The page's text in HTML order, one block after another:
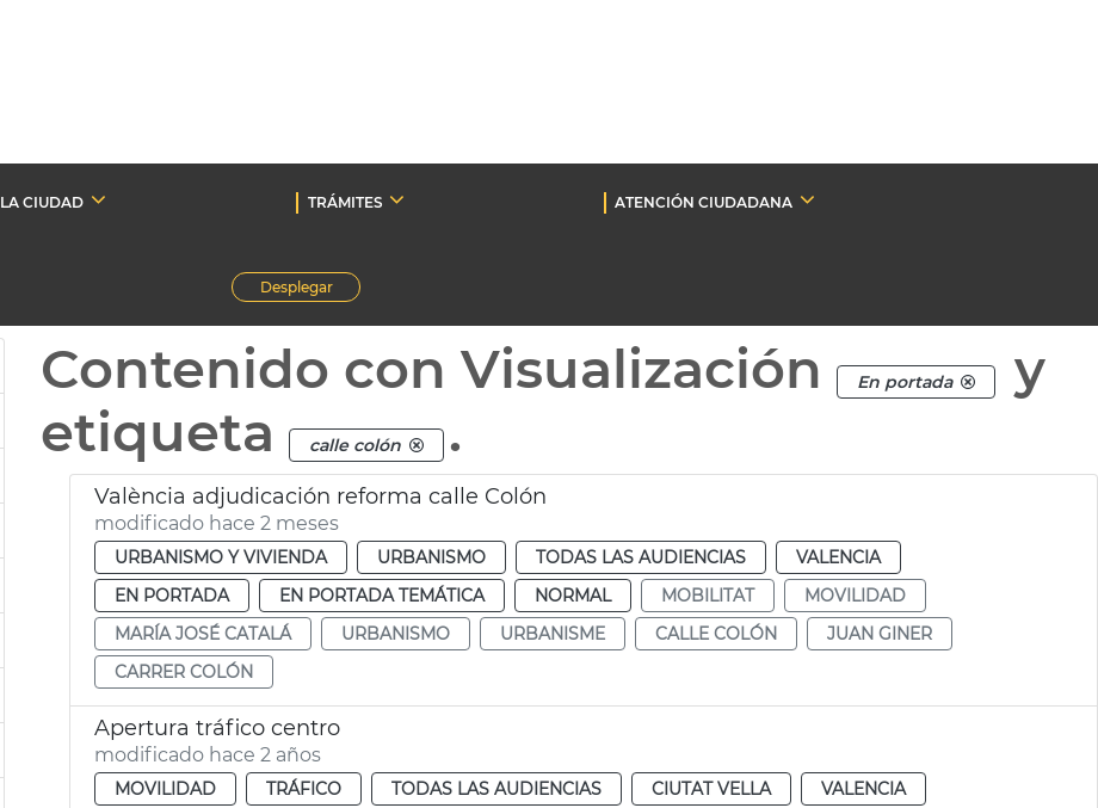
LA CIUDAD TRÁMITES
ATENCIÓN CIUDADANA
Desplegar
Contenido con Visualización En portada
y
etiqueta
calle colón .
València adjudicación reforma calle Colón
modificado hace 2 meses
URBANISMO Y VIVIENDA URBANISMO TODAS LAS AUDIENCIAS
VALENCIA
EN PORTADA
EN PORTADA TEMÁTICA NORMAL MOBILITAT
MOVILIDAD
MARÍA JOSÉ CATALÁ
URBANISMO URBANISME CALLE COLÓN
JUAN GINER
CARRER COLÓN
Apertura tráfico centro
modificado hace 2 años
MOVILIDAD TRÁFICO TODAS LAS AUDIENCIAS CIUTAT VELLA
VALENCIA